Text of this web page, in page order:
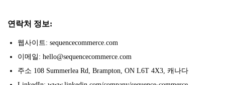
연락처 정보:
웹사이트: sequencecommerce.com
이메일: hello@sequencecommerce.com
주소 108 Summerlea Rd, Brampton, ON L6T 4X3, 캐나다